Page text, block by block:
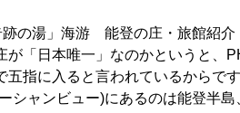
跡の湯」海游 能登の庄・旅館紹介
が「日本唯一」なのかというと、
五指に入ると言われているからです
シャンビュー)にあるのは能登半